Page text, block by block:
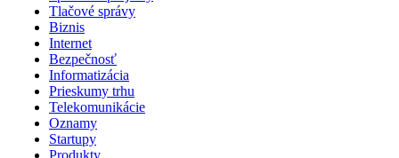
Tlačové správy
Biznis
Internet
Bezpečnosť
Informatizácia
Prieskumy trhu
Telekomunikácie
Oznamy
Startupy
Produkty